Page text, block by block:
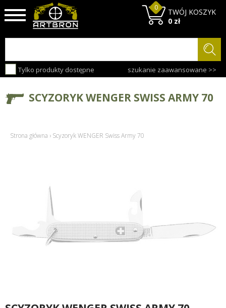
Tylko produkty dostępne szukanie zaawansowane >>
TWÓJ KOSZYK
0
0 zł
SCYZORYK WENGER SWISS ARMY 70
Strona główna › Scyzoryk WENGER Swiss Army 70